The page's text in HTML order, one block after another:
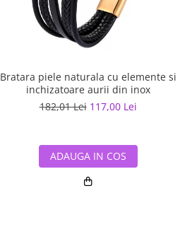
Bratara piele naturala cu elemente si
inchizatoare aurii din inox
182,01 Lei 117,00 Lei
ADAUGA IN COS